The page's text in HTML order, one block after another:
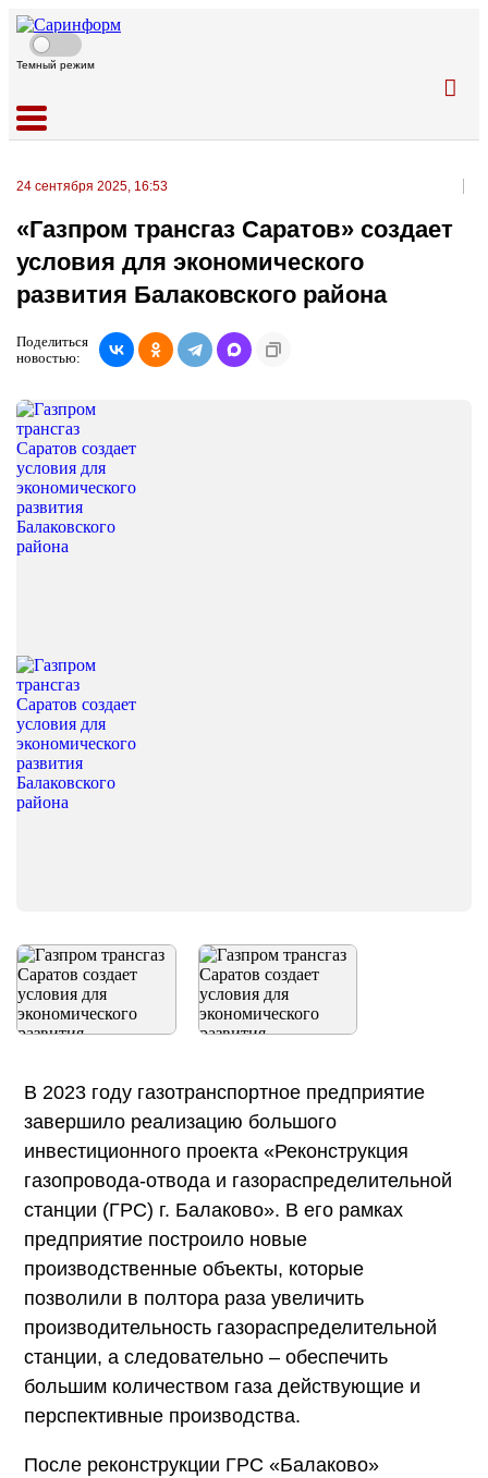
Темный режим
24 сентября 2025, 16:53
«Газпром трансгаз Саратов» создает
условия для экономического
развития Балаковского района
Поделиться
новостью:
В 2023 году газотранспортное предприятие
завершило реализацию большого
инвестиционного проекта «Реконструкция
газопровода-отвода и газораспределительной
станции (ГРС) г. Балаково». В его рамках
предприятие построило новые
производственные объекты, которые
позволили в полтора раза увеличить
производительность газораспределительной
станции, а следовательно – обеспечить
большим количеством газа действующие и
перспективные производства.
После реконструкции ГРС «Балаково»